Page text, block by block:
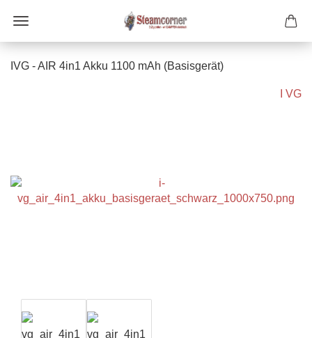
IVG - AIR 4in1 Akku 1100 mAh (Basisgerät)
I VG